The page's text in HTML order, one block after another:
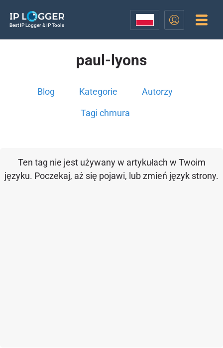
Best IP Logger & IP Tools
paul-lyons
Blog Kategorie Autorzy
Tagi chmura